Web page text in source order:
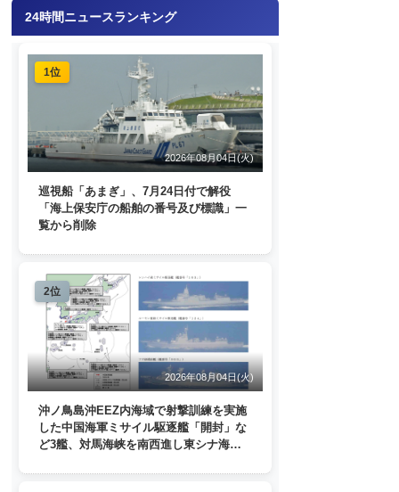
24時間ニュースランキング
1位
2026年08月04日(火)
巡視船「あまぎ」、7月24日付で解役
「海上保安庁の船舶の番号及び標識」一
覧から削除
2位
2026年08月04日(火)
沖ノ鳥島沖EEZ内海域で射撃訓練を実施
した中国海軍ミサイル駆逐艦「開封」な
ど3艦、対馬海峡を南西進し東シナ海